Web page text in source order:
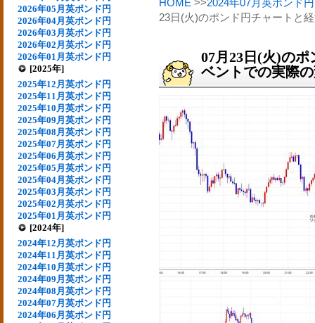
2026年05月英ポンド円
2026年04月英ポンド円
2026年03月英ポンド円
2026年02月英ポンド円
2026年01月英ポンド円
[2025年]
2025年12月英ポンド円
2025年11月英ポンド円
2025年10月英ポンド円
2025年09月英ポンド円
2025年08月英ポンド円
2025年07月英ポンド円
2025年06月英ポンド円
2025年05月英ポンド円
2025年04月英ポンド円
2025年03月英ポンド円
2025年02月英ポンド円
2025年01月英ポンド円
[2024年]
2024年12月英ポンド円
2024年11月英ポンド円
2024年10月英ポンド円
2024年09月英ポンド円
2024年08月英ポンド円
2024年07月英ポンド円
2024年06月英ポンド円
HOME >>2024年07月英ポンド円
23日(火)のポンド円チャートと
07月23日(火)の
ベントでの実際